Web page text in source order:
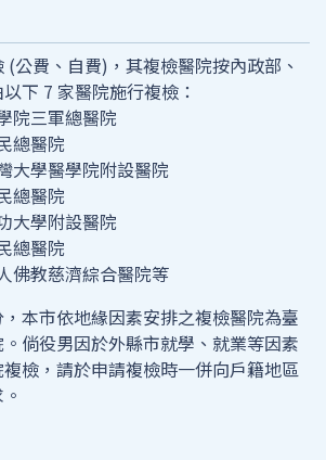
(公費、自費)，其複檢醫院按內政部、
下 7 家醫院施行複檢：
院三軍總醫院
總醫院
大學醫學院附設醫院
總醫院
大學附設醫院
總醫院
佛教慈濟綜合醫院等
本市依地緣因素安排之複檢醫院為臺
倘役男因於外縣市就學、就業等因素
檢，請於申請複檢時一併向戶籍地區